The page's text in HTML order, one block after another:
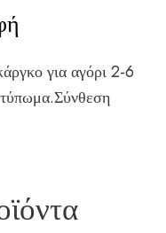
για αγόρι 2-6